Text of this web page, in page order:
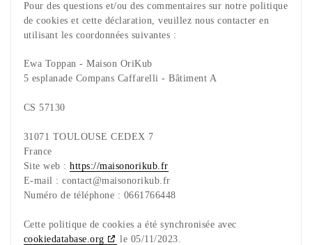
Pour des questions et/ou des commentaires sur notre politique
de cookies et cette déclaration, veuillez nous contacter en
utilisant les coordonnées suivantes :
Ewa Toppan - Maison OriKub
5 esplanade Compans Caffarelli - Bâtiment A
CS 57130
31071 TOULOUSE CEDEX 7
France
Site web :https://maisonorikub.fr
E-mail :contact@maisonorikub.fr
Numéro de téléphone : 0661766448
Cette politique de cookies a été synchronisée avec
cookiedatabase.org
le 05/11/2023.